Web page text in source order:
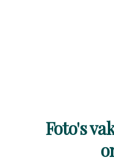
Foto's